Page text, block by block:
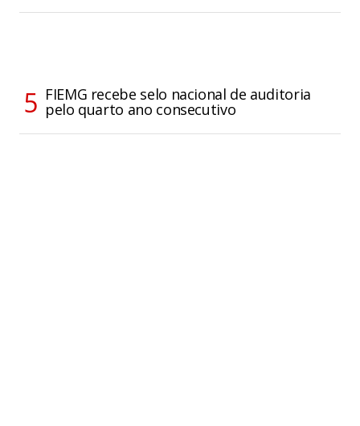
FIEMG recebe selo nacional de auditoria
pelo quarto ano consecutivo